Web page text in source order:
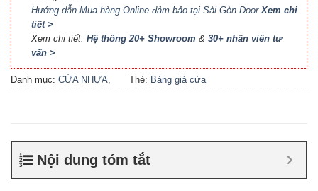
Hướng dẫn Mua hàng Online đảm bảo tại Sài Gòn DoorXem chi
tiết >
Xem chi tiết: Hệ thống 20+ Showroom & 30+ nhân viên tư
vấn >
Danh mục: CỬA NHỰA,
Thẻ: Bảng giá cửa
nhiêu
là gì,
TPHCM,Cửa nhựa gỗ
Nội dung tóm tắt